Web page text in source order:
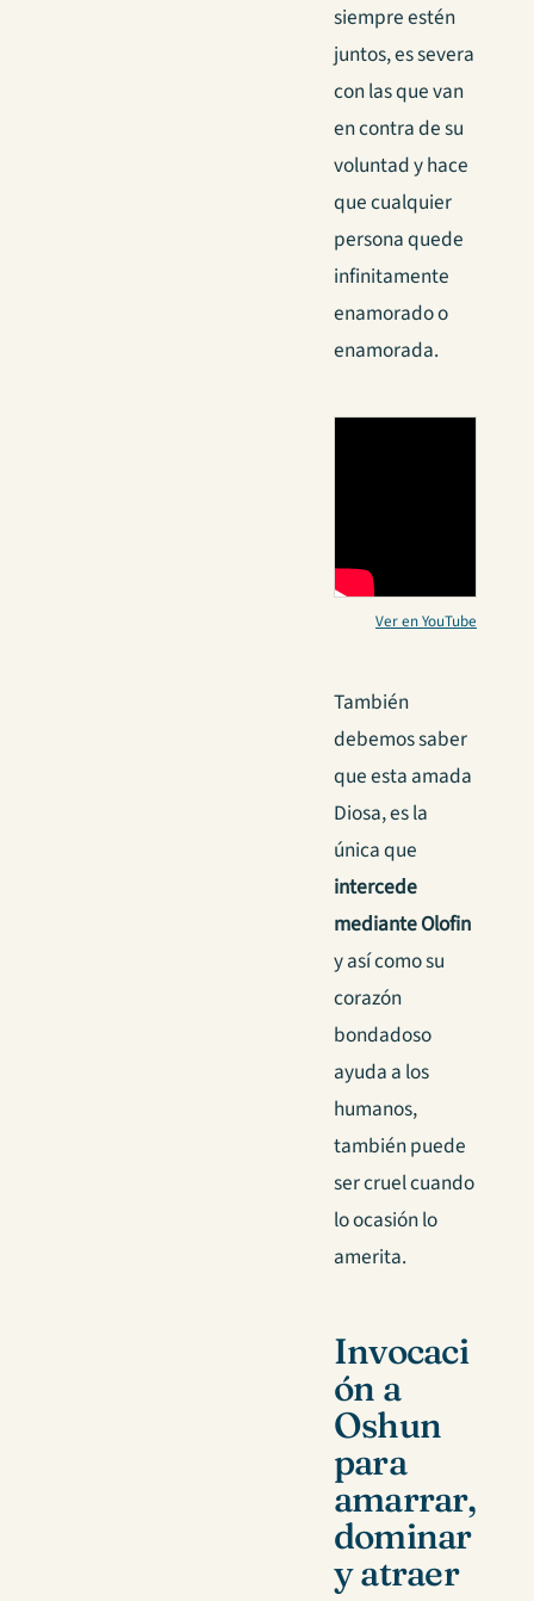
siempre estén
juntos, es severa
con las que van
en contra de su
voluntad y hace
que cualquier
persona quede
infinitamente
enamorado o
enamorada.
Ver en YouTube
También
debemos saber
que esta amada
Diosa, es la
única que
intercede
mediante Olofin
y así como su
corazón
bondadoso
ayuda a los
humanos,
también puede
ser cruel cuando
lo ocasión lo
amerita.
Invocaci
ón a
Oshun
para
amarrar,
dominar
y atraer